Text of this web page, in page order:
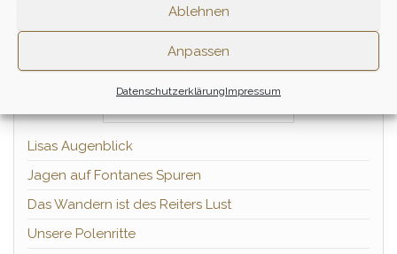
Ablehnen
Anpassen
DatenschutzerklärungImpressum
Lisas Augenblick
Jagen auf Fontanes Spuren
Das Wandern ist des Reiters Lust
Unsere Polenritte